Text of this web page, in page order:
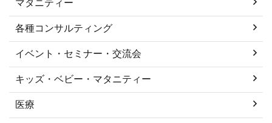
マタニティー
各種コンサルティング
イベント・セミナー・交流会
キッズ・ベビー・マタニティー
医療